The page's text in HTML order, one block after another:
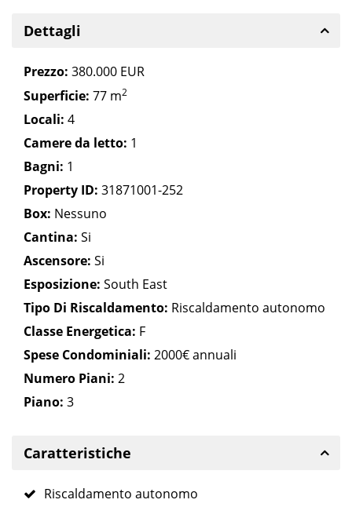
Dettagli
Prezzo: 380.000 EUR
Superficie: 77 m2
Locali: 4
Camere da letto: 1
Bagni: 1
Property ID: 31871001-252
Box: Nessuno
Cantina: Si
Ascensore: Si
Esposizione: South East
Tipo Di Riscaldamento: Riscaldamento autonomo
Classe Energetica: F
Spese Condominiali: 2000€ annuali
Numero Piani: 2
Piano: 3
Caratteristiche
Riscaldamento autonomo